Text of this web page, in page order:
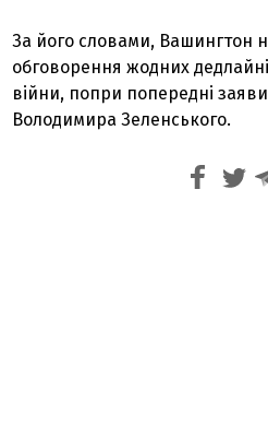
За його словами, Вашингтон
обговорення жодних
війни, попри попередні
Володимира Зеленського.